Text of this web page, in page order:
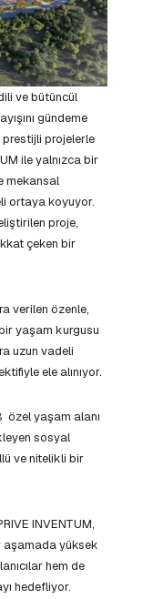
ve bütüncül
gündeme
projelerle
ile yalnızca bir
mekansal
ortaya koyuyor.
proje,
çeken bir
verilen özenle,
yaşam kurgusu
uzun vadeli
ele alınıyor.
özel yaşam alanı
sosyal
ve nitelikli bir
INVENTUM,
aşamada yüksek
hem de
hedefliyor.